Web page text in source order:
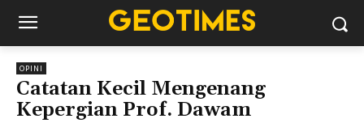
OPINI
Catatan Kecil Mengenang
Kepergian Prof. Dawam